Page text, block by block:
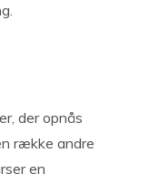
der opnås
række andre
en